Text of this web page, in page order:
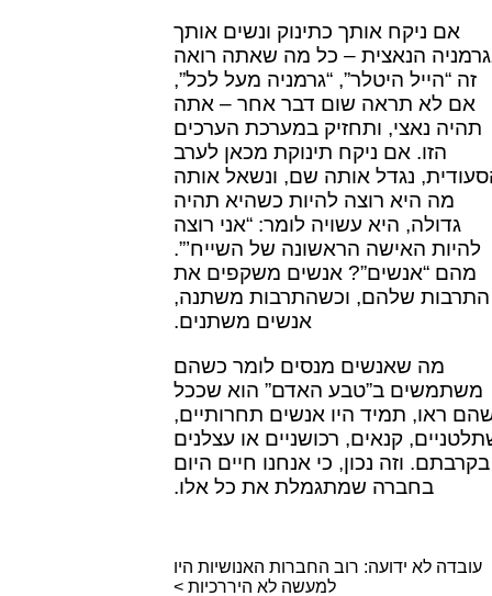
אם ניקח אותך כתינוק ונשים אותך
הנאצית – כל מה שאתה רואה
זה “הייל היטלר”, “גרמניה מעל לכל”,
אם לא תראה שום דבר אחר – אתה
תהיה נאצי, ותחזיק במערכת הערכים
הזו. אם ניקח תינוקת מכאן לערב
נגדל אותה שם, ונשאל אותה
מה היא רוצה להיות כשהיא תהיה
גדולה, היא עשויה לומר: “אני רוצה
להיות האישה הראשונה של השייח’”.
מהם “אנשים”? אנשים משקפים את
התרבות שלהם, וכשהתרבות משתנה,
אנשים משתנים.
מה שאנשים מנסים לומר כשהם
משתמשים ב”טבע האדם” הוא שככל
ראו, תמיד היו אנשים תחרותיים,
קנאים, רכושניים או עצלנים
בקרבתם. וזה נכון, כי אנחנו חיים היום
בחברה שמתגמלת את כל אלו.
עובדה לא ידועה: רוב החברות האנושיות היו
למעשה לא היררכיות >